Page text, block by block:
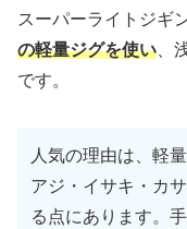
スーパーライトジギ
の軽量ジグを使い 、
です。
人気の理由は、軽
アジ・イサキ・カ
る点にあります。